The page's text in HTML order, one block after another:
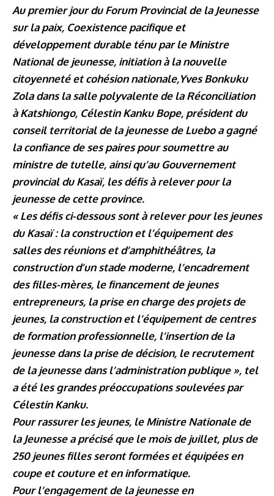
Au premier jour du Forum Provincial de la Jeunesse
sur la paix, Coexistence pacifique et
développement durable ténu par le Ministre
National de jeunesse, initiation à la nouvelle
citoyenneté et cohésion nationale,Yves Bonkuku
Zola dans la salle polyvalente de la Réconciliation
à Katshiongo, Célestin Kanku Bope, président du
conseil territorial de la jeunesse de Luebo a gagné
la confiance de ses paires pour soumettre au
ministre de tutelle, ainsi qu’au Gouvernement
provincial du Kasaï, les défis à relever pour la
jeunesse de cette province.
« Les défis ci-dessous sont à relever pour les jeunes
du Kasaï : la construction et l’équipement des
salles des réunions et d’amphithéâtres, la
construction d’un stade moderne, l’encadrement
des filles-mères, le financement de jeunes
entrepreneurs, la prise en charge des projets de
jeunes, la construction et l’équipement de centres
de formation professionnelle, l’insertion de la
jeunesse dans la prise de décision, le recrutement
de la jeunesse dans l’administration publique », tel
a été les grandes préoccupations soulevées par
Célestin Kanku.
Pour rassurer les jeunes, le Ministre Nationale de
la Jeunesse a précisé que le mois de juillet, plus de
250 jeunes filles seront formées et équipées en
coupe et couture et en informatique.
Pour l’engagement de la jeunesse en